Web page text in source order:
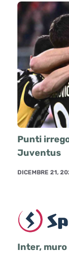
Punti
Juventus
DICEMBRE 21,
Inter, muro